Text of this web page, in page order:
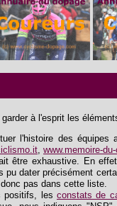
à l'esprit les
l'histoire des
www.memoire-
être exhaustive. En
dater précisément
pas dans cette liste.
positifs, les constats de